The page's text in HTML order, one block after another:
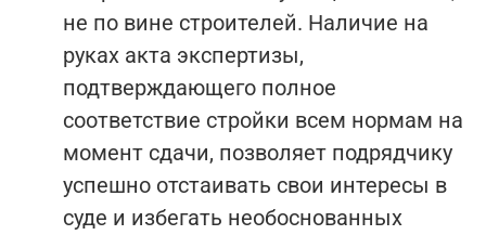
не по вине строителей. Наличие на
руках акта экспертизы,
подтверждающего полное
соответствие стройки всем нормам на
момент сдачи, позволяет подрядчику
успешно отстаивать свои интересы в
суде и избегать необоснованных